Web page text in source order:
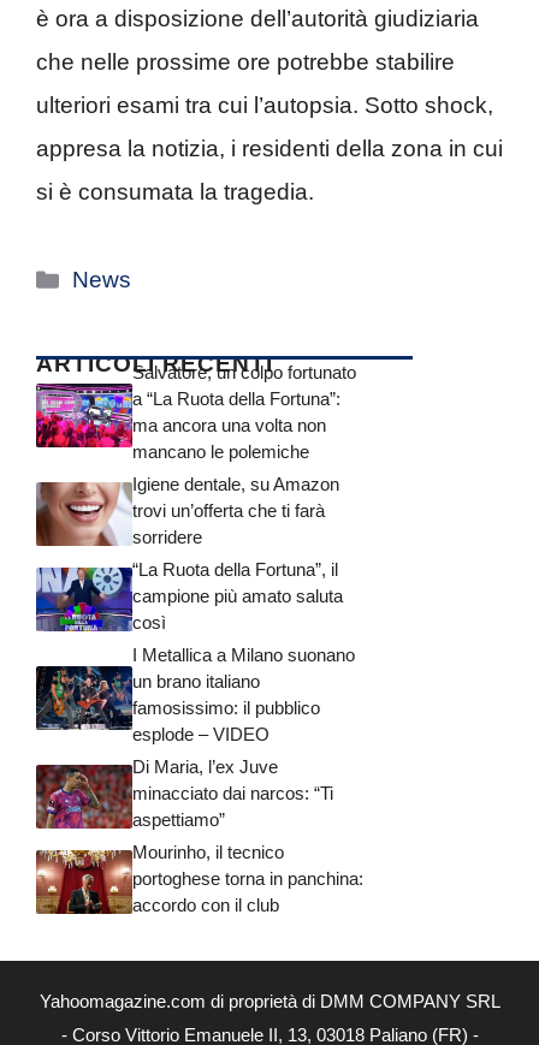
è ora a disposizione dell’autorità giudiziaria
che nelle prossime ore potrebbe stabilire
ulteriori esami tra cui l’autopsia. Sotto shock,
appresa la notizia, i residenti della zona in cui
si è consumata la tragedia.
Categorie
News
ARTICOLI RECENTI
Salvatore, un colpo fortunato
a “La Ruota della Fortuna”:
ma ancora una volta non
mancano le polemiche
Igiene dentale, su Amazon
trovi un’offerta che ti farà
sorridere
“La Ruota della Fortuna”, il
campione più amato saluta
così
I Metallica a Milano suonano
un brano italiano
famosissimo: il pubblico
esplode – VIDEO
Di Maria, l’ex Juve
minacciato dai narcos: “Ti
aspettiamo”
Mourinho, il tecnico
portoghese torna in panchina:
accordo con il club
Yahoomagazine.com di proprietà di DMM COMPANY SRL
- Corso Vittorio Emanuele II, 13, 03018 Paliano (FR) -